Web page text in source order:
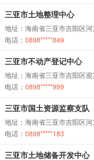
三亚市土地整理中心
地址：海南省三亚市吉阳区
电话： 0898*****849
三亚市不动产登记中心
地址：海南省三亚市吉阳区
电话： 0898*****999
三亚市国土资源监察支队
地址：海南省三亚市吉阳区
电话： 0898*****183
三亚市土地储备开发中心